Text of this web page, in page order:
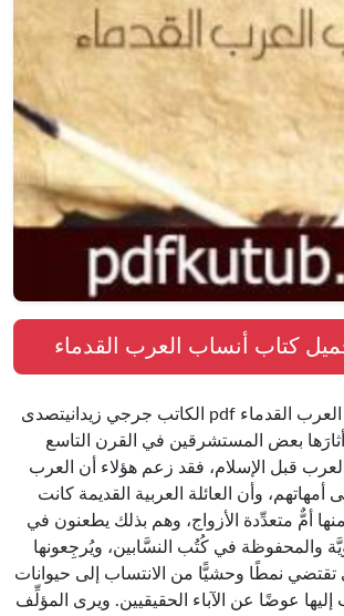
تحميل كتاب أنساب العرب القدماء pdf الكاتب جرجي زيدانيتصدى
بعض المستشرقين في القرن التاسع
قبل الإسلام، فقد زعم هؤلاء أن العرب
أمهاتهم، وأن العائلة العربية القديمة كانت
منها أمٌّ متعدِّدة الأزواج، وهم بذلك يطعنون في
والمحفوظة في كُتُب النسَّابين، ويُرجِعونها
تقتضي نمطًا وحشيًّا من الانتساب إلى حيوانات
إليها عوضًا عن الآباء الحقيقيين. ويرى المؤلِّف